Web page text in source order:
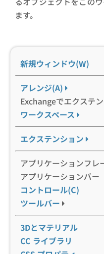
新規ウィンドウ(W)
アレンジ(A)
Exchangeでエクステ
ワークスペース
エクステンション
アプリケーションフレ
アプリケーションバー
コントロール(C)
ツールバー
3Dとマテリアル
CC ライブラリ
ます。